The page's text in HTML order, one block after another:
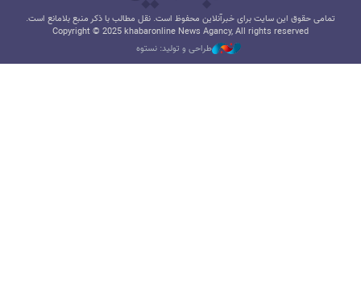
تمامی حقوق این سایت برای خبرآنلاین محفوظ است. نقل مطالب با ذکر منبع بلامانع است.
Copyright © 2025 khabaronline News Agancy, All rights reserved
طراحی و تولید: نستوه